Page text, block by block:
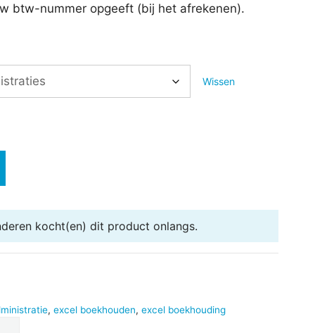
btw-nummer opgeeft (bij het afrekenen).
Wissen
kocht(en) dit product onlangs.
, excel boekhouden, excel boekhouding